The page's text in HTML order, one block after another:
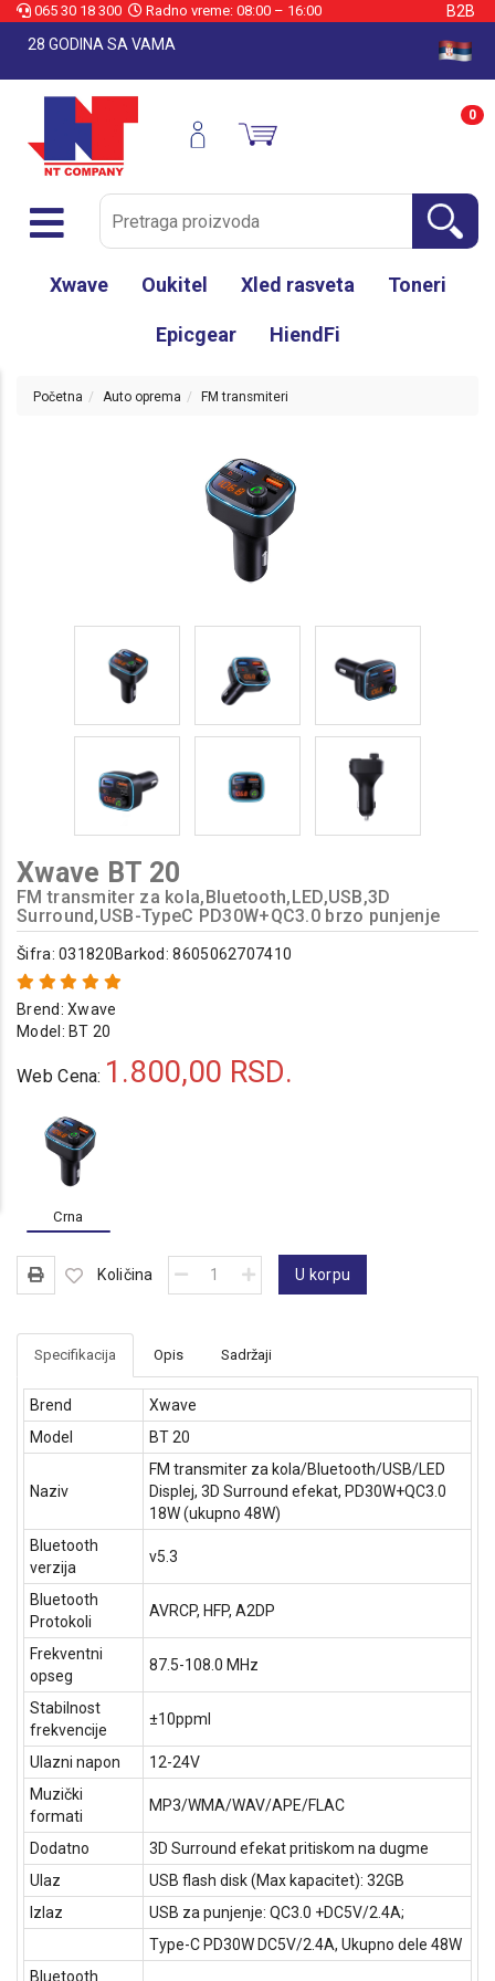
065 30 18 300 Radno vreme: 08:00 – 16:00
B2B
28 GODINA SA VAMA
Xwave Oukitel Xled rasveta Toneri
Epicgear HiendFi
0
Početna Auto oprema FM transmiteri
Xwave BT 20
FM transmiter za kola,Bluetooth,LED,USB,3D
Surround,USB-TypeC PD30W+QC3.0 brzo punjenje
Šifra: 031820Barkod: 8605062707410
Brend:Xwave
Model: BT 20
Web Cena: 1.800,00 RSD.
Crna
Količina U korpu
Specifikacija Opis Sadržaji
Brend
Xwave
Model
BT 20
Naziv
FM transmiter za kola/Bluetooth/USB/LED
Displej, 3D Surround efekat, PD30W+QC3.0
18W (ukupno 48W)
Bluetooth
verzija
v5.3
Bluetooth
Protokoli
AVRCP, HFP, A2DP
Frekventni
opseg
87.5-108.0 MHz
Stabilnost
frekvencije
±10ppml
Ulazni napon
12-24V
Muzički
formati
MP3/WMA/WAV/APE/FLAC
Dodatno
3D Surround efekat pritiskom na dugme
Ulaz
USB flash disk (Max kapacitet): 32GB
Izlaz
USB za punjenje: QC3.0 +DC5V/2.4A;
Type-C PD30W DC5V/2.4A, Ukupno dele 48W
Bluetooth